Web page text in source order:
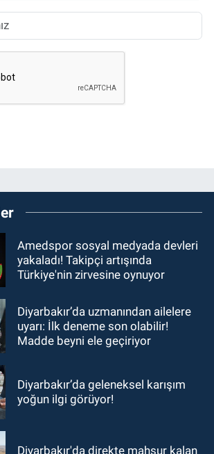
Amedspor sosyal medyada devleri
yakaladı! Takipçi artışında
Türkiye'nin zirvesine oynuyor
Diyarbakır’da uzmanından ailelere
uyarı: İlk deneme son olabilir!
Madde beyni ele geçiriyor
Diyarbakır’da geleneksel karışım
yoğun ilgi görüyor!
Diyarbakır'da direkte mahsur kalan